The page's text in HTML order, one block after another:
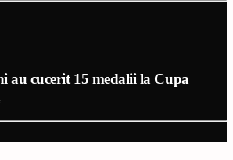
au cucerit 15 medalii la Cupa